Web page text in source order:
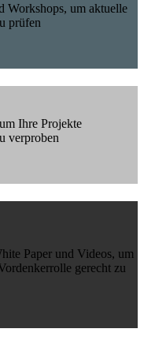
Workshops, um aktuelle
prüfen
Ihre Projekte
verproben
Paper und Videos, um
gerecht zu